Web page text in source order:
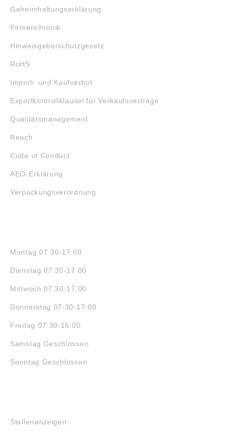
Geheimhaltungserklärung
Firmenchronik
Hinweisgeberschutzgesetz
RoHS
Import- und Kaufverbot
Exportkontrollklausel für Verkaufsverträge
Qualitätsmanagement
Reach
Code of Conduct
AEO-Erklärung
Verpackungsverordnung
Montag 07:30-17:00
Dienstag 07:30-17:00
Mittwoch 07:30-17:00
Donnerstag 07:30-17:00
Freitag 07:30-16:00
Samstag Geschlossen
Sonntag Geschlossen
Stellenanzeigen